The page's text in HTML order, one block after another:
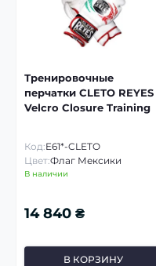
Тренировочные
перчатки CLETO REYES
Velcro Closure Training
Код:E61*-CLETO
Цвет:Флаг Мексики
В наличии
14 840 ₴
В КОРЗИНУ